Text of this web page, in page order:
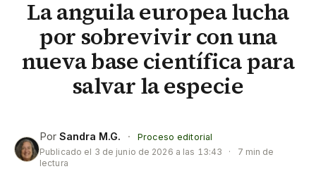
La anguila europea lucha
por sobrevivir con una
nueva base científica para
salvar la especie
Por Sandra M.G. ·
Proceso editorial
Publicado el 3 de junio de 2026 a las 13:43 ·
7 min de
lectura